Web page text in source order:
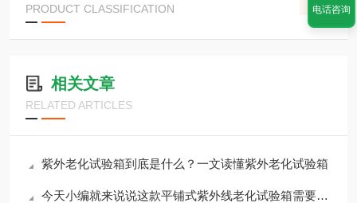
PRODUCT CLASSIFICATION
相关文章
RELATED ARTICLES
紫外老化试验箱到底是什么？一文读懂紫外老化试验箱
今天小编就来说说这款平铺式紫外线老化试验箱需要如何维护与保养
电话咨询